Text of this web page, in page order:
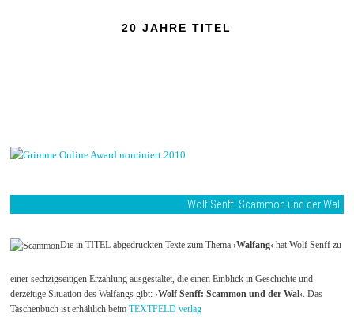
20 JAHRE TITEL
Wolf Senff: Scammon und der Wal
Die in TITEL abgedruckten Texte zum Thema ›Walfang‹ hat Wolf Senff zu
einer sechzigseitigen Erzählung ausgestaltet, die einen Einblick in Geschichte und
derzeitige Situation des Walfangs gibt: ›Wolf Senff: Scammon und der Wal‹. Das
Taschenbuch ist erhältlich beimTEXTFELD verlag